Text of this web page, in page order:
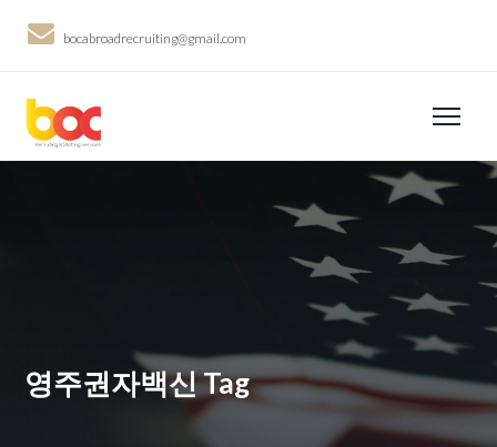
bocabroadrecruiting@gmail.com
영주권자백신 Tag